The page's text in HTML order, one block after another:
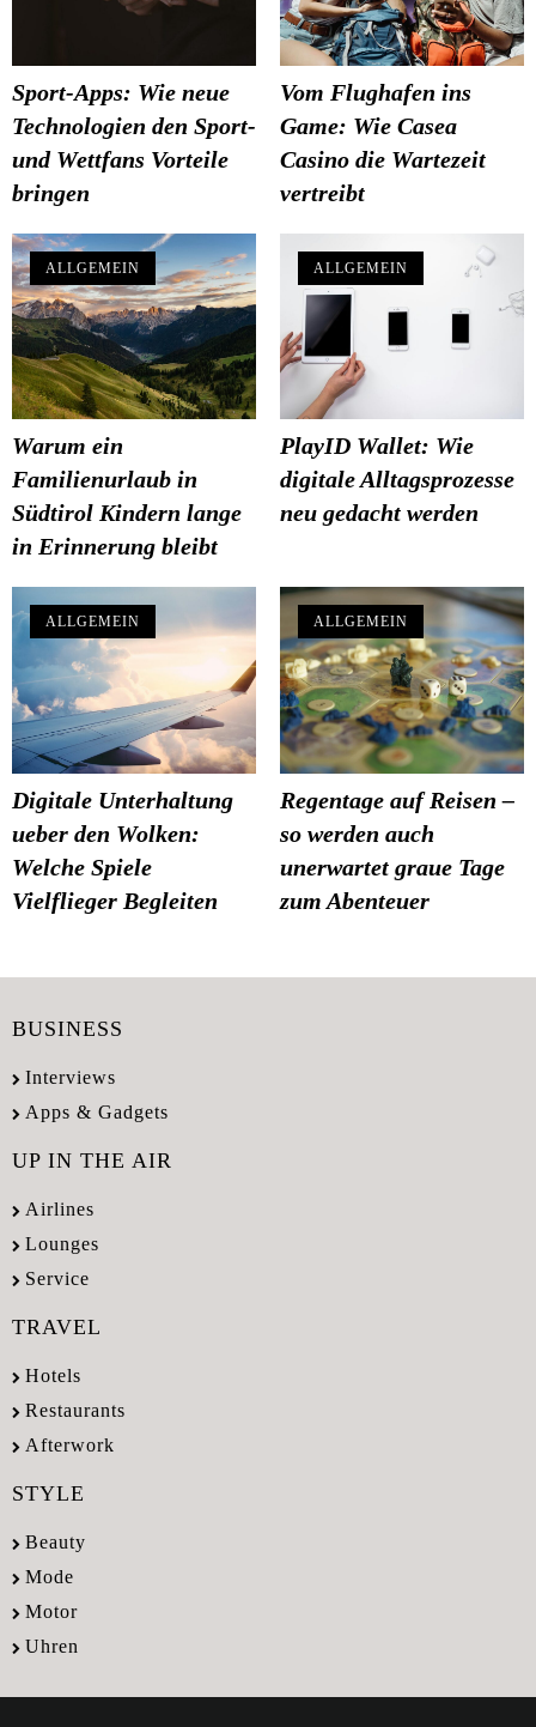
Sport-Apps: Wie neue
Technologien den Sport-
und Wettfans Vorteile
bringen
Vom Flughafen ins
Game: Wie Casea
Casino die Wartezeit
vertreibt
ALLGEMEIN
Warum ein
Familienurlaub in
Südtirol Kindern lange
in Erinnerung bleibt
ALLGEMEIN
PlayID Wallet: Wie
digitale Alltagsprozesse
neu gedacht werden
ALLGEMEIN
Digitale Unterhaltung
ueber den Wolken:
Welche Spiele
Vielflieger Begleiten
ALLGEMEIN
Regentage auf Reisen –
so werden auch
unerwartet graue Tage
zum Abenteuer
BUSINESS
Interviews
Apps & Gadgets
UP IN THE AIR
Airlines
Lounges
Service
TRAVEL
Hotels
Restaurants
Afterwork
STYLE
Beauty
Mode
Motor
Uhren